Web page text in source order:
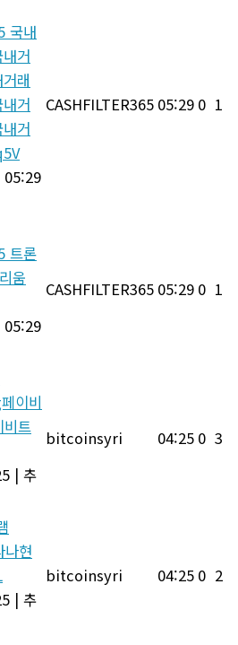
국내
거
래
거
거
05:29
CASHFILTER365 05:29 0 1
트론
움
05:29
CASHFILTER365 05:29 0 1
이비
트
| 추
bitcoinsyri 04:25 0 3
현
| 추
bitcoinsyri 04:25 0 2